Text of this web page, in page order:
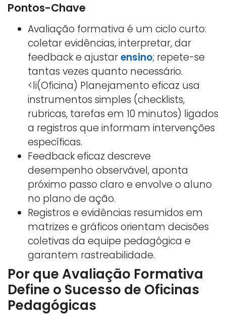
Pontos-Chave
Avaliação formativa é um ciclo curto:
coletar evidências, interpretar, dar
feedback e ajustarensino; repete-se
tantas vezes quanto necessário.
<li(Oficina) Planejamento eficaz usa
instrumentos simples (checklists,
rubricas, tarefas em 10 minutos) ligados
a registros que informam intervenções
específicas.
Feedback eficaz descreve
desempenho observável, aponta
próximo passo claro e envolve o aluno
no plano de ação.
Registros e evidências resumidos em
matrizes e gráficos orientam decisões
coletivas da equipe pedagógica e
garantem rastreabilidade.
Por que Avaliação Formativa
Define o Sucesso de Oficinas
Pedagógicas